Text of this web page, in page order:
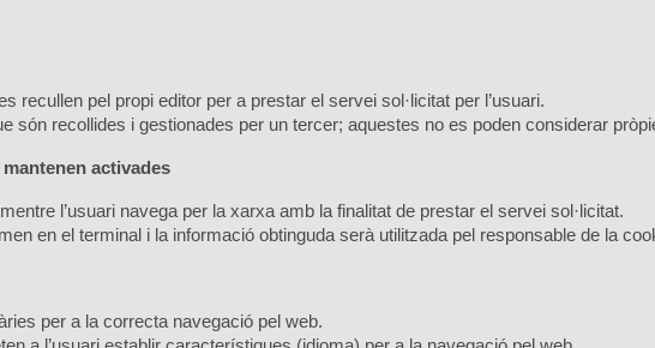
recullen pel propi editor per a prestar el servei sol·licitat per l’usuari.
són recollides i gestionades per un tercer; aquestes no es poden considerar
activades
l’usuari navega per la xarxa amb la finalitat de prestar el servei sol·licitat.
en el terminal i la informació obtinguda serà utilitzada pel responsable de la
per a la correcta navegació pel web.